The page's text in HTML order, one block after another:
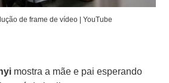
de frame de vídeo | YouTube
mostra a mãe e pai esperando